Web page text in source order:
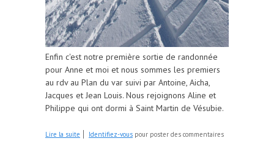
Enfin c'est notre première sortie de randonnée
pour Anne et moi et nous sommes les premiers
au rdv au Plan du var suivi par Antoine, Aicha,
Jacques et Jean Louis. Nous rejoignons Aline et
Philippe qui ont dormi à Saint Martin de Vésubie.
Lire la suite de Cime Ouest des Fenêtres
Identifiez-vous pour poster des commentaires